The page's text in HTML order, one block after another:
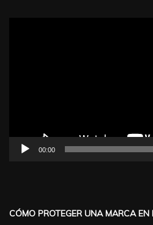
00:00
CÓMO PROTEGER UNA MARCA